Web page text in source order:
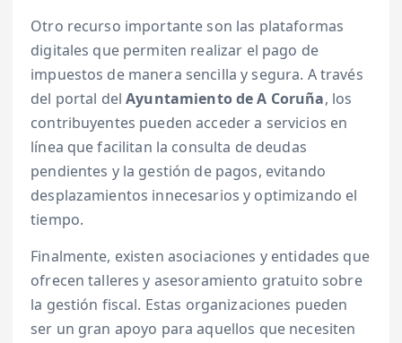
Otro recurso importante son las plataformas
digitales que permiten realizar el pago de
impuestos de manera sencilla y segura. A través
del portal delAyuntamiento de A Coruña, los
contribuyentes pueden acceder a servicios en
línea que facilitan la consulta de deudas
pendientes y la gestión de pagos, evitando
desplazamientos innecesarios y optimizando el
tiempo.
Finalmente, existen asociaciones y entidades que
ofrecen talleres y asesoramiento gratuito sobre
la gestión fiscal. Estas organizaciones pueden
ser un gran apoyo para aquellos que necesiten